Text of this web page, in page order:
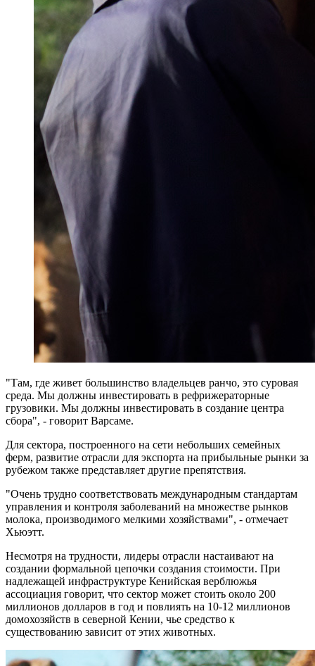
"Там, где живет большинство владельцев ранчо, это суровая
среда. Мы должны инвестировать в рефрижераторные
грузовики. Мы должны инвестировать в создание центра
сбора", - говорит Варсаме.
Для сектора, построенного на сети небольших семейных
ферм, развитие отрасли для экспорта на прибыльные рынки за
рубежом также представляет другие препятствия.
"Очень трудно соответствовать международным стандартам
управления и контроля заболеваний на множестве рынков
молока, производимого мелкими хозяйствами", - отмечает
Хьюэтт.
Несмотря на трудности, лидеры отрасли настаивают на
создании формальной цепочки создания стоимости. При
надлежащей инфраструктуре Кенийская верблюжья
ассоциация говорит, что сектор может стоить около 200
миллионов долларов в год и повлиять на 10-12 миллионов
домохозяйств в северной Кении, чье средство к
существованию зависит от этих животных.